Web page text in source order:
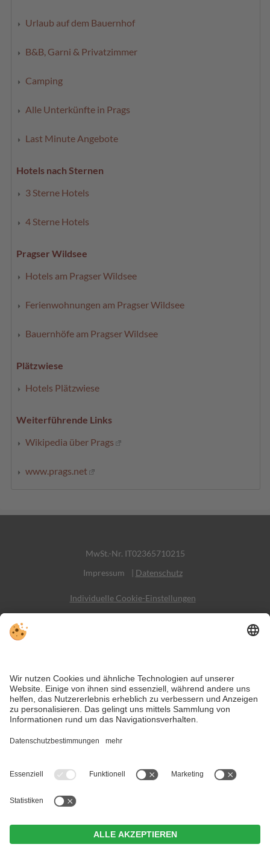
Urlaub auf dem Bauernhof
B&B, Garni & Privatzimmer
Camping
Alle Unterkünfte in Prags
Last Minute Angebote
Hotels nach Sternen
3 Sterne Hotels
4 Sterne Hotels
Pragser Wildsee
Hotels am Pragser Wildsee
Ferienwohnungen am Pragser Wildsee
Bauernhöfe am Pragser Wildsee
Plätzwiese
Hotels Plätzwiese
Weiterführende Links
Wikipedia über Prags
www.prags.net
MwSt.-Nr. IT02365710215
Impressum
| Datenschutz
Individuelle Cookie-Einstellungen
Social Media
Trotz genauer Arbeit und ständigem Aktualisieren der Inhalte, können
Ort über die aktuellen Bedingungen.
Das Bild der Webcam versucht den Ausblick auf die einzigartige